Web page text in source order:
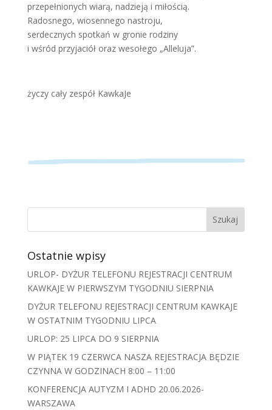
przepełnionych wiarą, nadzieją i miłością.
Radosnego, wiosennego nastroju,
serdecznych spotkań w gronie rodziny
i wśród przyjaciół oraz wesołego „Alleluja”.
życzy cały zespół KawkaJe
Ostatnie wpisy
URLOP- DYŻUR TELEFONU REJESTRACJI CENTRUM
KAWKAJE W PIERWSZYM TYGODNIU SIERPNIA
DYŻUR TELEFONU REJESTRACJI CENTRUM KAWKAJE
W OSTATNIM TYGODNIU LIPCA
URLOP: 25 LIPCA DO 9 SIERPNIA
W PIĄTEK 19 CZERWCA NASZA REJESTRACJA BĘDZIE
CZYNNA W GODZINACH 8:00 – 11:00
KONFERENCJA AUTYZM I ADHD 20.06.2026-
WARSZAWA